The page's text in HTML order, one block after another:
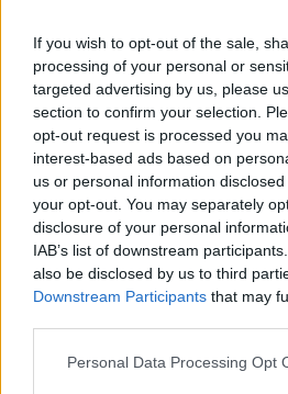
If you wish to opt-out of the sale,
processing of your personal or
targeted advertising by us, please
section to confirm your selection.
opt-out request is processed you
interest-based ads based on
us or personal information
your opt-out. You may separately
disclosure of your personal
IAB’s list of downstream
also be disclosed by us to third
Downstream Participants that may
Personal Data Processing Opt
Τα πιο ντόμπρα ζώδια
σταράτες κουβέντες
27 Ιουλίου 2026 09:19
Τα πιο ντόμπρα ζώδια – Θα
κουβέντες από αυτά Στην
συχνά συναντάμε ανθρώπους